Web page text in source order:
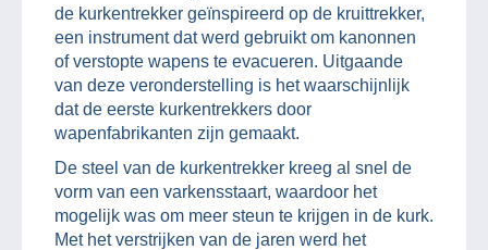
de kurkentrekker geïnspireerd op de kruittrekker,
een instrument dat werd gebruikt om kanonnen
of verstopte wapens te evacueren. Uitgaande
van deze veronderstelling is het waarschijnlijk
dat de eerste kurkentrekkers door
wapenfabrikanten zijn gemaakt.
De steel van de kurkentrekker kreeg al snel de
vorm van een varkensstaart, waardoor het
mogelijk was om meer steun te krijgen in de kurk.
Met het verstrijken van de jaren werd het